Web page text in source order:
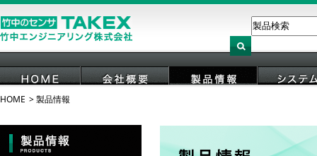
HOME
HOME 製品情報